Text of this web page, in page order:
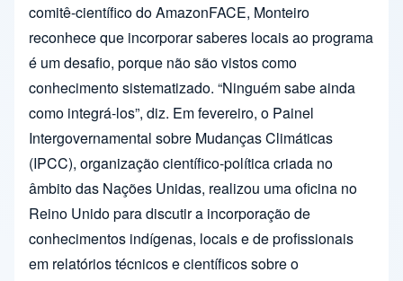
comitê-científico do AmazonFACE, Monteiro
reconhece que incorporar saberes locais ao programa
é um desafio, porque não são vistos como
conhecimento sistematizado. “Ninguém sabe ainda
como integrá-los”, diz. Em fevereiro, o Painel
Intergovernamental sobre Mudanças Climáticas
(IPCC), organização científico-política criada no
âmbito das Nações Unidas, realizou uma oficina no
Reino Unido para discutir a incorporação de
conhecimentos indígenas, locais e de profissionais
em relatórios técnicos e científicos sobre o